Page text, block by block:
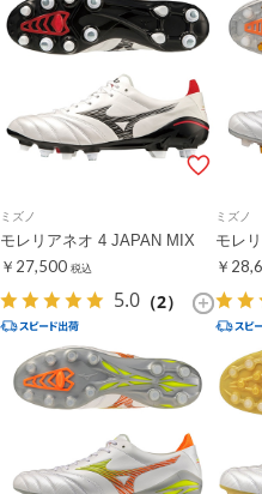
ミズノ
モレリアネオ 4 JAPAN MIX
￥27,500 税込
5.0 （2）
ミズノ
モレ
￥